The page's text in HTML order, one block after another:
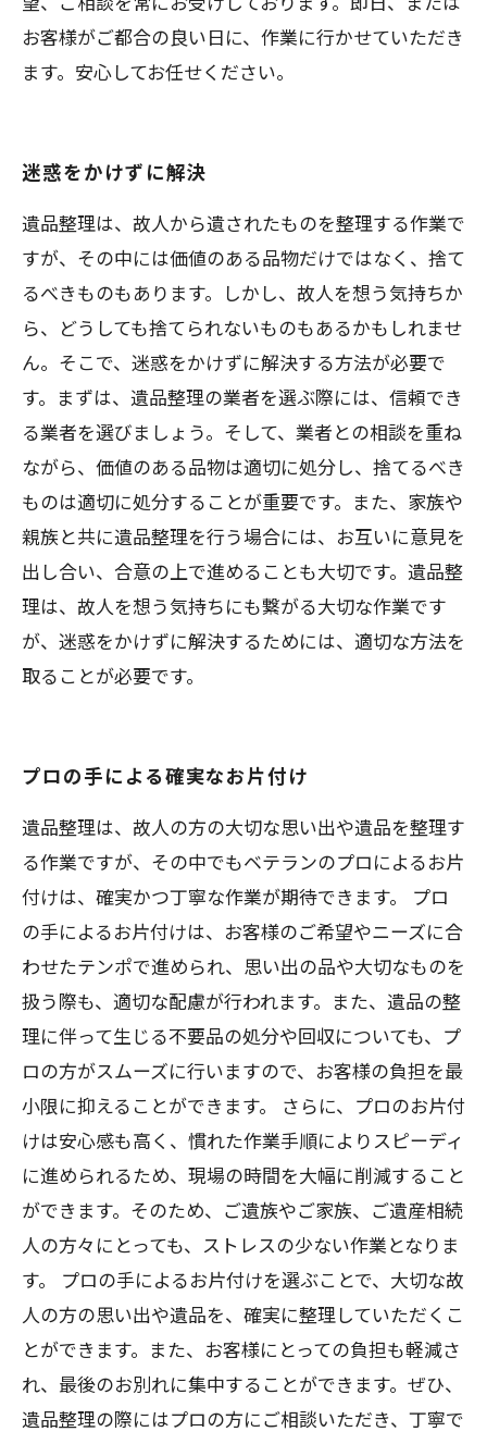
お客様がご都合の良い日に、作業に行かせていただき
ます。安心してお任せください。
迷惑をかけずに解決
遺品整理は、故人から遺されたものを整理する作業で
すが、その中には価値のある品物だけではなく、捨て
るべきものもあります。しかし、故人を想う気持ちか
ら、どうしても捨てられないものもあるかもしれませ
ん。そこで、迷惑をかけずに解決する方法が必要で
す。まずは、遺品整理の業者を選ぶ際には、信頼でき
る業者を選びましょう。そして、業者との相談を重ね
ながら、価値のある品物は適切に処分し、捨てるべき
ものは適切に処分することが重要です。また、家族や
親族と共に遺品整理を行う場合には、お互いに意見を
出し合い、合意の上で進めることも大切です。遺品整
理は、故人を想う気持ちにも繋がる大切な作業です
が、迷惑をかけずに解決するためには、適切な方法を
取ることが必要です。
プロの手による確実なお片付け
遺品整理は、故人の方の大切な思い出や遺品を整理す
る作業ですが、その中でもベテランのプロによるお片
付けは、確実かつ丁寧な作業が期待できます。 プロ
の手によるお片付けは、お客様のご希望やニーズに合
わせたテンポで進められ、思い出の品や大切なものを
扱う際も、適切な配慮が行われます。また、遺品の整
理に伴って生じる不要品の処分や回収についても、プ
ロの方がスムーズに行いますので、お客様の負担を最
小限に抑えることができます。 さらに、プロのお片付
けは安心感も高く、慣れた作業手順によりスピーディ
に進められるため、現場の時間を大幅に削減すること
ができます。そのため、ご遺族やご家族、ご遺産相続
人の方々にとっても、ストレスの少ない作業となりま
す。 プロの手によるお片付けを選ぶことで、大切な故
人の方の思い出や遺品を、確実に整理していただくこ
とができます。また、お客様にとっての負担も軽減さ
れ、最後のお別れに集中することができます。ぜひ、
遺品整理の際にはプロの方にご相談いただき、丁寧で